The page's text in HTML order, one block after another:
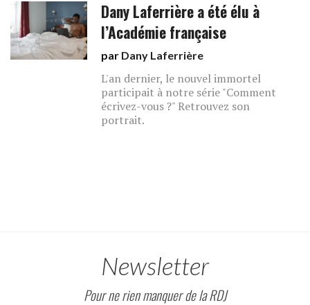
Dany Laferrière a été élu à
l’Académie française
par Dany Laferrière
L'an dernier, le nouvel immortel
participait à notre série "Comment
écrivez-vous ?" Retrouvez son
portrait.
Newsletter
Pour ne rien manquer de la RDJ